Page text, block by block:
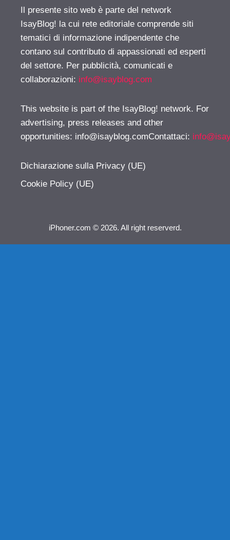
Il presente sito web è parte del network
IsayBlog! la cui rete editoriale comprende siti
tematici di informazione indipendente che
contano sul contributo di appassionati ed esperti
del settore. Per pubblicità, comunicati e
collaborazioni: info@isayblog.com
This website is part of the IsayBlog! network. For
advertising, press releases and other
opportunities: info@isayblog.comContattaci:
Dichiarazione sulla Privacy (UE)
Cookie Policy (UE)
iPhoner.com © 2026. All right reserverd.